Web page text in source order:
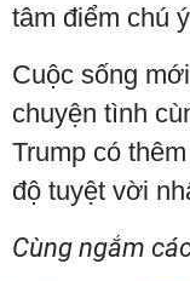
tâm điểm chú
Cuộc sống
chuyện tình
Trump có
độ tuyệt vời
Cùng ngắm